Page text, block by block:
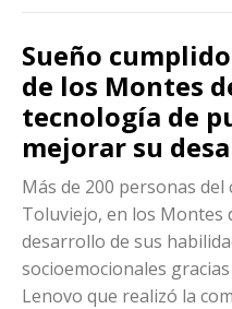
Sueño
de los Montes
tecnología de
mejorar su
Más de 200 personas
Toluviejo, en los Montes
desarrollo de sus
socioemocionales
Lenovo que realizó la